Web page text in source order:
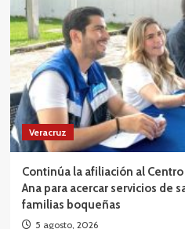
Veracruz
Continúa la afiliación al
Ana para acercar servicios de
familias boqueñas
5 agosto, 2026